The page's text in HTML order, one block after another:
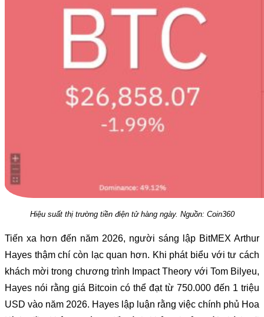
Hiệu suất thị trường tiền điện tử hàng ngày. Nguồn: Coin360
Tiến xa hơn đến năm 2026, người sáng lập BitMEX Arthur
Hayes thậm chí còn lạc quan hơn. Khi phát biểu với tư cách
khách mời trong chương trình Impact Theory với Tom Bilyeu,
Hayes nói rằng giá Bitcoin có thể đạt từ 750.000 đến 1 triệu
USD vào năm 2026. Hayes lập luận rằng việc chính phủ Hoa